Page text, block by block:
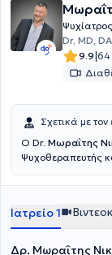
Dr, MD,
9.9|64
Σχετικά με τον
Ο Dr. Μωραΐτης
Ψυχοθεραπευτής
Αριστοτελείου
κομμάτι της
Ψυχοθεραπείας
University of Zürich
Ιατρείο 1
Δρ. Μωραΐτης